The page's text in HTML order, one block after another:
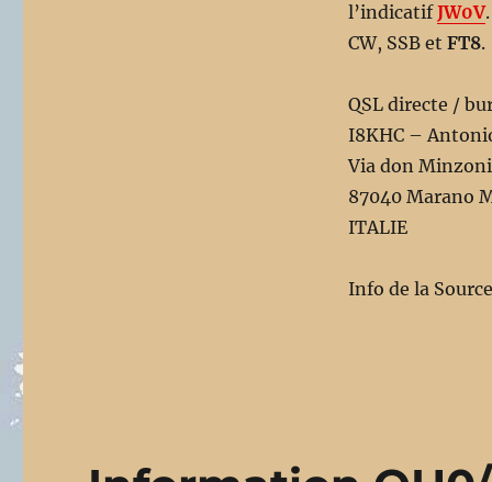
l’indicatifJW0V
CW, SSB et FT8.
QSL directe /
I8KHC –
Via don
87040 Marano
ITALIE
Info de la